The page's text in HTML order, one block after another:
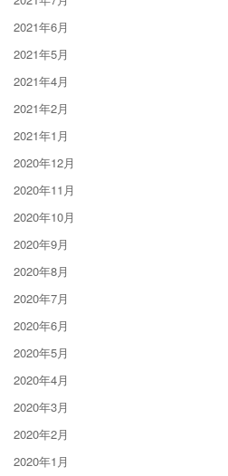
2021年6月
2021年5月
2021年4月
2021年2月
2021年1月
2020年12月
2020年11月
2020年10月
2020年9月
2020年8月
2020年7月
2020年6月
2020年5月
2020年4月
2020年3月
2020年2月
2020年1月